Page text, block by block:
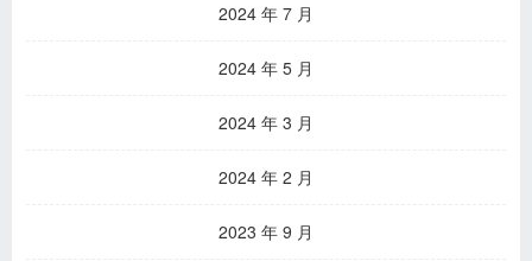
2024 年 7 月
2024 年 5 月
2024 年 3 月
2024 年 2 月
2023 年 9 月